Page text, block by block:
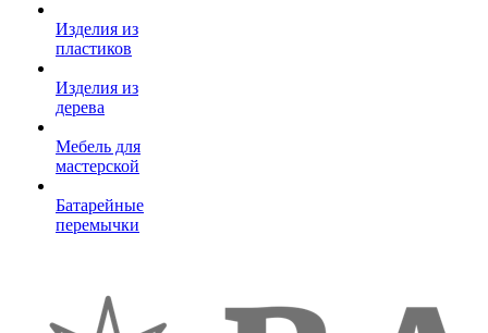
Изделия из
пластиков
Изделия из
дерева
Мебель для
мастерской
Батарейные
перемычки